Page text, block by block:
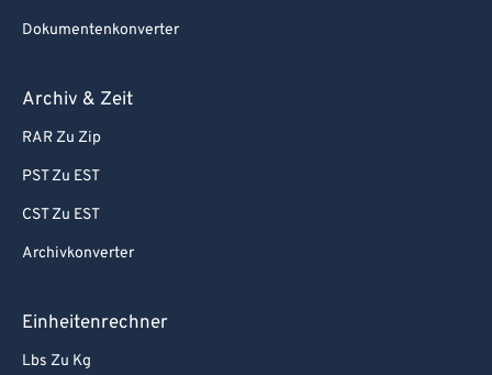
Dokumentenkonverter
Archiv & Zeit
RAR Zu Zip
PST Zu EST
CST Zu EST
Archivkonverter
Einheitenrechner
Lbs Zu Kg